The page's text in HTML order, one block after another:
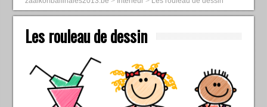
Les rouleau de dessin